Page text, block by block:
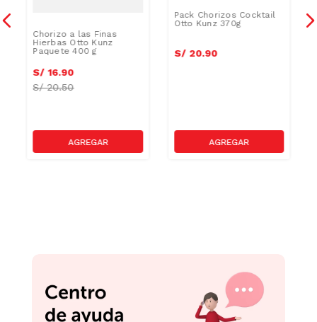
Chorizo a las Finas
Hierbas Otto Kunz
Paquete 400 g
S/ 16.90
S/20.50
Pack Chorizos Cocktail
Otto Kunz 370g
S/ 20.90